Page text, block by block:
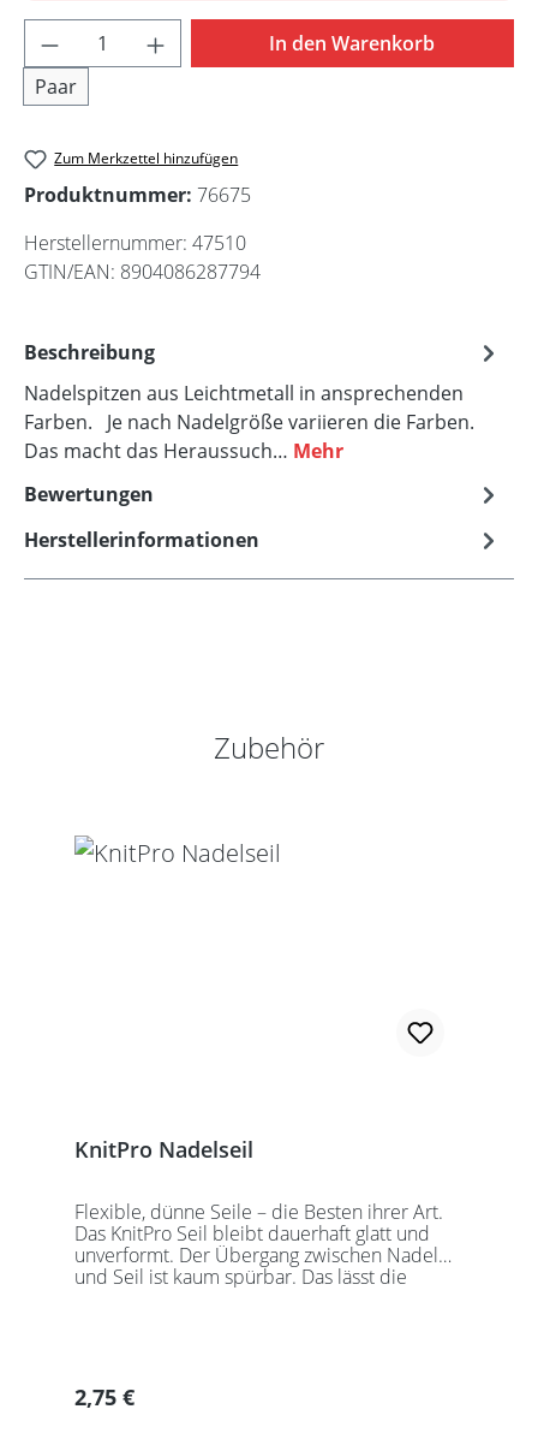
8,00mm
Produkt Anzahl: Gib den gewünschten
Paar
In den Warenkorb
Zum Merkzettel hinzufügen
Produktnummer: 76675
Herstellernummer: 47510
GTIN/EAN: 8904086287794
Beschreibung
Nadelspitzen aus Leichtmetall in ansprechenden
Farben. Je nach Nadelgröße variieren die Farben.
Das macht das Heraussuch… Mehr
Bewertungen
Herstellerinformationen
Produktgalerie überspringen
Zubehör
KnitPro Nadelseil
Flexible, dünne Seile – die Besten ihrer Art.
Das KnitPro Seil bleibt dauerhaft glatt und
unverformt. Der Übergang zwischen Nadel
und Seil ist kaum spürbar. Das lässt die
Packung beigefügt ist. KnitPro Seilkappen
sorgen für eine einfache Aufbewahrung oder
Regulärer Preis:
2,75 €